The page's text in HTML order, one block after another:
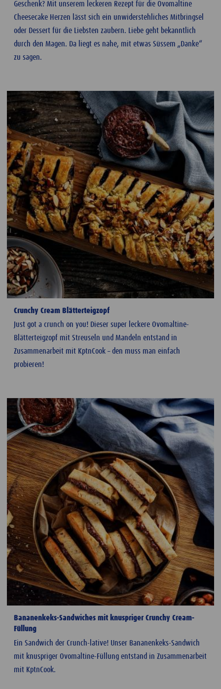
Geschenk? Mit unserem leckeren Rezept für die Ovomaltine
Cheesecake Herzen lässt sich ein unwiderstehliches Mitbringsel
oder Dessert für die Liebsten zaubern. Liebe geht bekanntlich
durch den Magen. Da liegt es nahe, mit etwas Süssem „Danke“
zu sagen.
Crunchy Cream Blätterteigzopf
Just got a crunch on you! Dieser super leckere Ovomaltine-
Blätterteigzopf mit Streuseln und Mandeln entstand in
Zusammenarbeit mit KptnCook – den muss man einfach
probieren!
Bananenkeks-Sandwiches mit knuspriger Crunchy Cream-
Füllung
Ein Sandwich der Crunch-lative! Unser Bananenkeks-Sandwich
mit knuspriger Ovomaltine-Füllung entstand in Zusammenarbeit
mit KptnCook.